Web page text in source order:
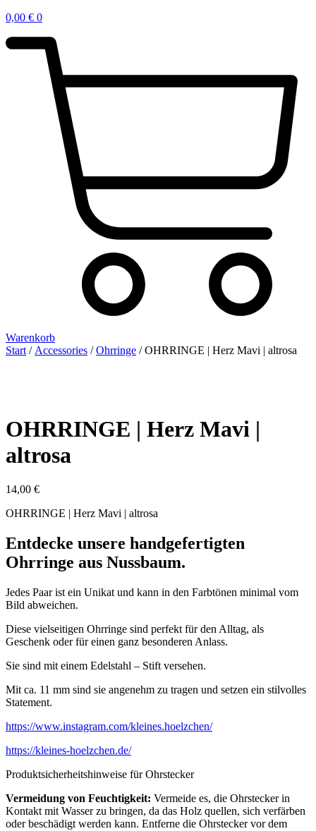
0,00 € 0
Warenkorb
Start / Accessories /Ohrringe / OHRRINGE | Herz Mavi | altrosa
OHRRINGE | Herz Mavi |
altrosa
14,00 €
OHRRINGE | Herz Mavi | altrosa
Entdecke unsere handgefertigten
Ohrringe aus Nussbaum.
Jedes Paar ist ein Unikat und kann in den Farbtönen minimal vom
Bild abweichen.
Diese vielseitigen Ohrringe sind perfekt für den Alltag, als
Geschenk oder für einen ganz besonderen Anlass.
Sie sind mit einem Edelstahl – Stift versehen.
Mit ca. 11 mm sind sie angenehm zu tragen und setzen ein stilvolles
Statement.
https://www.instagram.com/kleines.hoelzchen/
https://kleines-hoelzchen.de/
Produktsicherheitshinweise für Ohrstecker
Vermeidung von Feuchtigkeit: Vermeide es, die Ohrstecker in
Kontakt mit Wasser zu bringen, da das Holz quellen, sich verfärben
oder beschädigt werden kann. Entferne die Ohrstecker vor dem